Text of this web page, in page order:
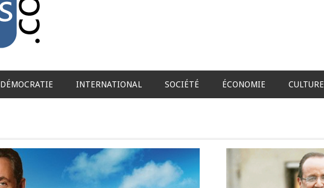
DÉMOCRATIE INTERNATIONAL SOCIÉTÉ ÉCONOMIE CULTURE